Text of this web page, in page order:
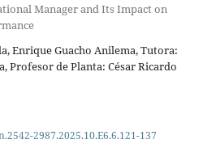
Manager and Its Impact on
Enrique Guacho Anilema, Tutora:
Profesor de Planta: César Ricardo
2987.2025.10.E6.6.121-137